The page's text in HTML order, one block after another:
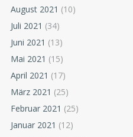
August 2021 (10)
Juli 2021 (34)
Juni 2021 (13)
Mai 2021 (15)
April 2021 (17)
März 2021 (25)
Februar 2021 (25)
Januar 2021 (12)